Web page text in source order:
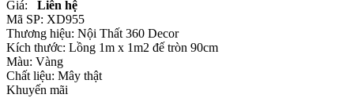
Giá:
Liên hệ
Mã SP: XD955
Thương hiệu: Nội Thất 360 Decor
Kích thước: Lồng 1m x 1m2 đế tròn 90cm
Màu: Vàng
Chất liệu: Mây thật
Khuyến mãi